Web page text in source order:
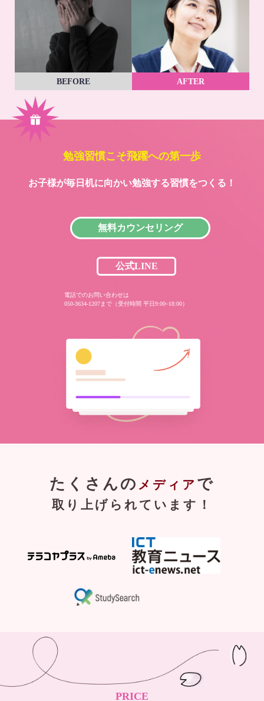
BEFORE AFTER
勉強習慣こそ飛躍への第一歩
お子様が毎日机に向かい勉強する習慣をつくる！
無料カウンセリング
公式LINE
電話でのお問い合わせは
050-3634-1207まで（受付時間 平日9:00~18:00）
たくさんの メディア で
取り上げられています！
PRICE